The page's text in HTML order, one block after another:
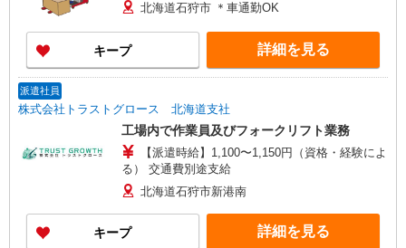
北海道石狩市 ＊車通勤OK
キープ 詳細を見る
派遣社員
株式会社トラストグロース 北海道支社
工場内で作業員及びフォークリフト業務
【派遣時給】1,100〜1,150円（資格・経験によ
る） 交通費別途支給
北海道石狩市新港南
キープ 詳細を見る